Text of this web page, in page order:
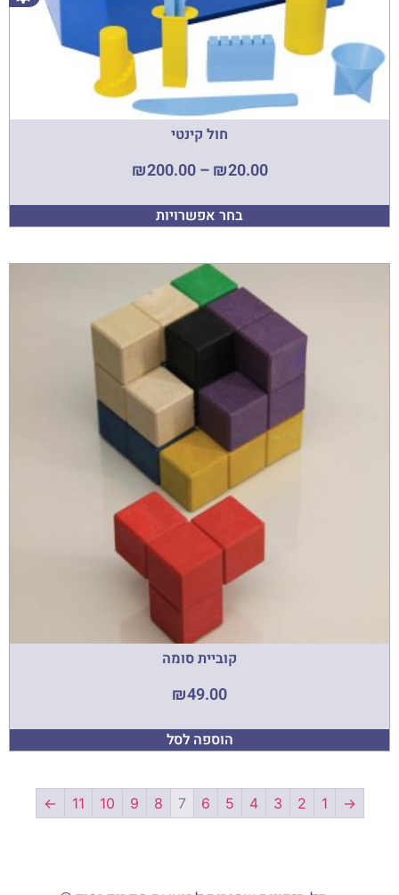
חול קינטי
₪20.00
–
₪200.00
בחר אפשרויות
קוביית סומה
₪49.00
הוספה לסל
→
1
2
3
4
5
6
7
8
9
10
11
←